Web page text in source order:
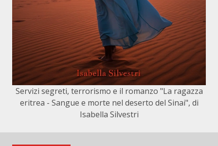
Servizi segreti, terrorismo e il romanzo "La ragazza
eritrea - Sangue e morte nel deserto del Sinai", di
Isabella Silvestri